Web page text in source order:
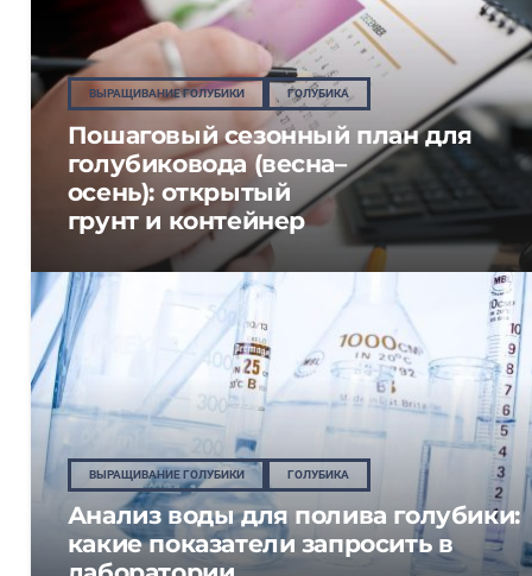
ВЫРАЩИВАНИЕ ГОЛУБИКИ ГОЛУБИКА
Пошаговый сезонный план для
голубиковода (весна–
осень): открытый
грунт и контейнер
ВЫРАЩИВАНИЕ ГОЛУБИКИ ГОЛУБИКА
Анализ воды для полива голубики:
какие показатели запросить в